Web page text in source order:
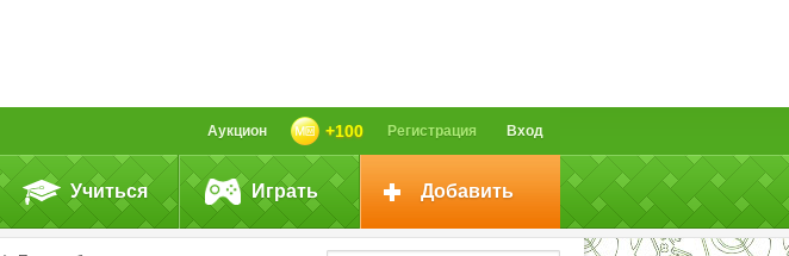
Вход
Регистрация
+100
Аукцион
Учиться Играть Добавить